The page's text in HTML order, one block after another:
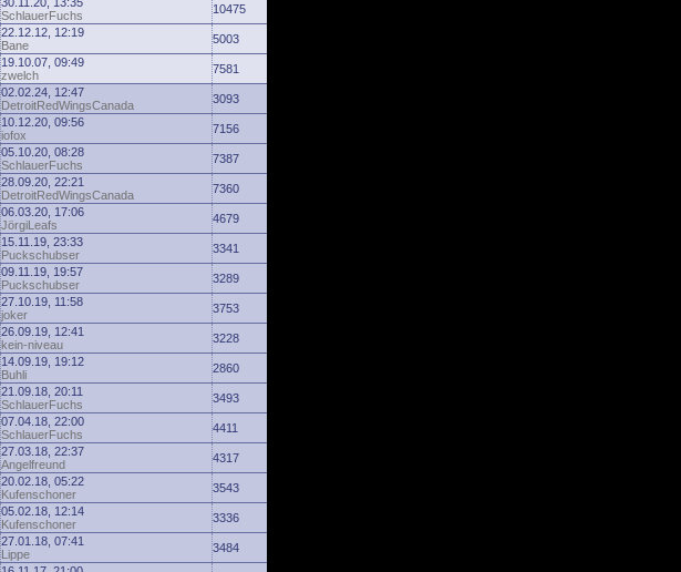
SchlauerFuchs
10475
22.12.12, 12:19
Bane
5003
19.10.07, 09:49
zwelch
7581
02.02.24, 12:47
DetroitRedWingsCanada
3093
10.12.20, 09:56
iofox
7156
05.10.20, 08:28
SchlauerFuchs
7387
28.09.20, 22:21
DetroitRedWingsCanada
7360
06.03.20, 17:06
JörgiLeafs
4679
15.11.19, 23:33
Puckschubser
3341
09.11.19, 19:57
Puckschubser
3289
27.10.19, 11:58
joker
3753
26.09.19, 12:41
kein-niveau
3228
14.09.19, 19:12
Buhli
2860
21.09.18, 20:11
SchlauerFuchs
3493
07.04.18, 22:00
SchlauerFuchs
4411
27.03.18, 22:37
Angelfreund
4317
20.02.18, 05:22
Kufenschoner
3543
05.02.18, 12:14
Kufenschoner
3336
27.01.18, 07:41
Lippe
3484